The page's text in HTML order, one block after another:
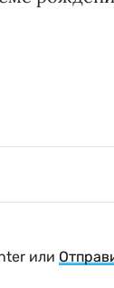
или